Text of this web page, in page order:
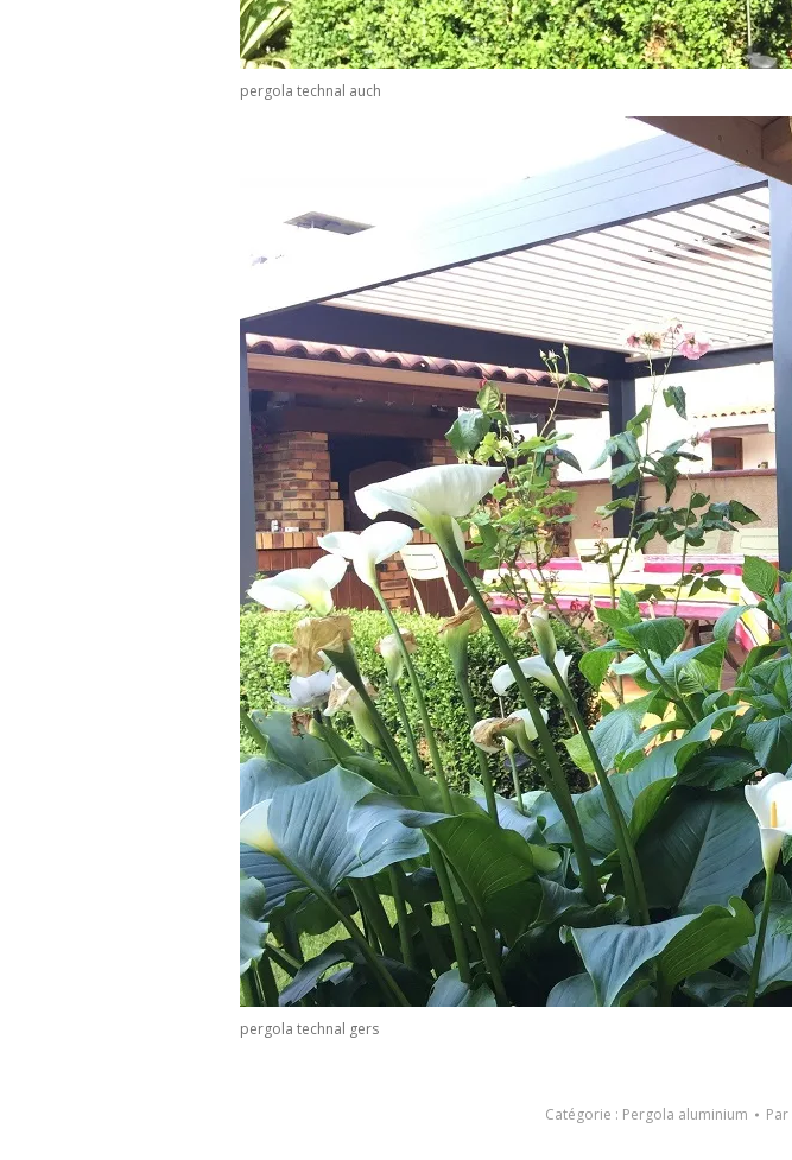
pergola technal auch
pergola technal gers
Catégorie : Pergola aluminium Par